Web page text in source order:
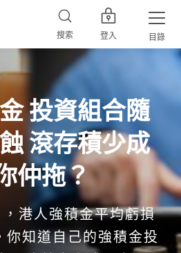
搜索 登入 目錄
投資組合隨
滾存積少成
仲拖？
港人強積金平均虧損
你知道自己的強積金投